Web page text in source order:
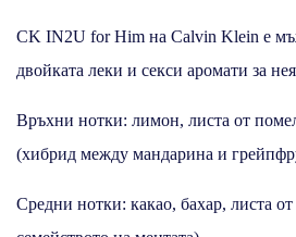
CK IN2U for Him на Calvin Klein e
двойката леки и секси аромати за
Връхни нотки: лимон, листа от
(хибрид между мандарина и
Средни нотки: какао, бахар, листа